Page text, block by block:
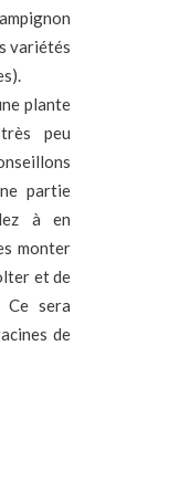
variétés
plante
peu
partie
à en
monter
et de
Ce sera
de